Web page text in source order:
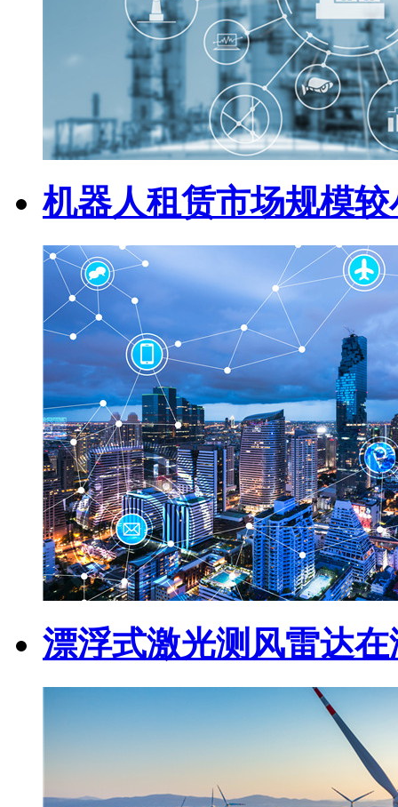
机器人租赁市场规模
漂浮式激光测风雷达